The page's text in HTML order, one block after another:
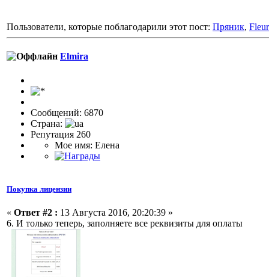
Пользователи, которые поблагодарили этот пост: Пряник,
Elmira
Сообщений: 6870
Страна:
Репутация 260
Мое имя: Елена
Покупка лицензии
« Ответ #2 : 13 Августа 2016, 20:20:39 »
6. И только теперь, заполняете все реквизиты для оплаты